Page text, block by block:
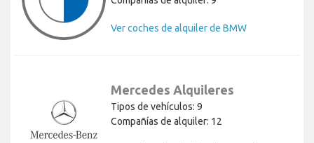
Ver coches de alquiler de BMW
Mercedes Alquileres
Tipos de vehículos: 9
Compañías de alquiler: 12